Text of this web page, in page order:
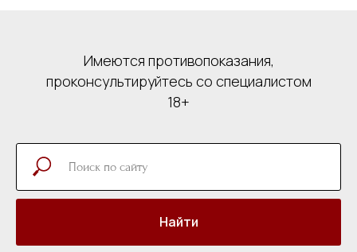
Имеются противопоказания,
проконсультируйтесь со специалистом
18+
Найти